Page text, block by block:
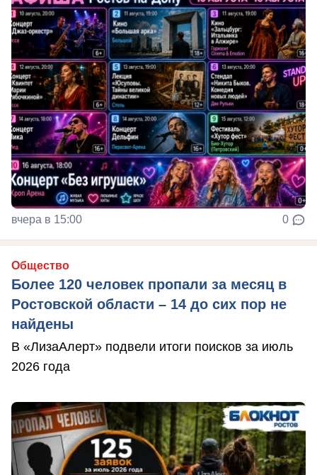
вчера в 15:00 0
Общество
Более 120 человек пропали за месяц в
Ростовской области – 14 до сих пор не
найдены
В «ЛизаАлерт» подвели итоги поисков за июль
2026 года